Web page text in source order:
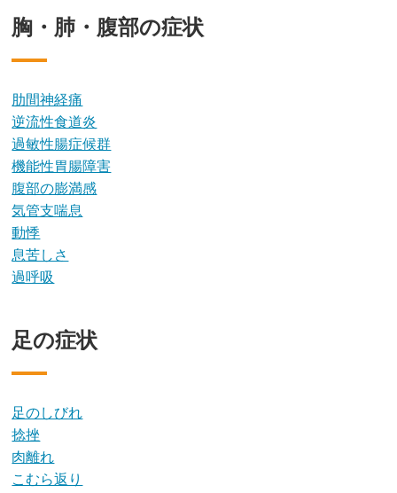
胸・肺・腹部の症状
肋間神経痛
逆流性食道炎
過敏性腸症候群
機能性胃腸障害
腹部の膨満感
気管支喘息
動悸
息苦しさ
過呼吸
足の症状
足のしびれ
捻挫
肉離れ
こむら返り